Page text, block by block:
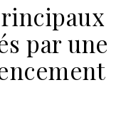
par une